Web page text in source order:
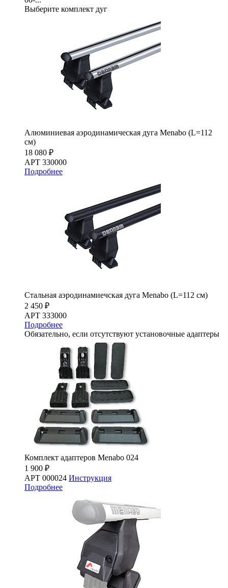
Выберите комплект дуг
Алюминиевая аэродинамическая дуга Menabo (L=112
см)
18 080 ₽
АРТ 330000
Подробнее
Стальная аэродинамиечская дуга Menabo (L=112 см)
2 450 ₽
АРТ 333000
Подробнее
Обязательно, если отсутствуют установочные адаптеры
Комплект адаптеров Menabo 024
1 900 ₽
АРТ 000024 Инструкция
Подробнее